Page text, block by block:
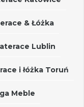
& Łóżka
Lublin
i łóżka Toruń
Meble